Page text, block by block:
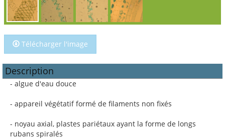
Télécharger l'image
Description
- algue d'eau douce
- appareil végétatif formé de filaments non fixés
- noyau axial, plastes pariétaux ayant la forme de longs
rubans spiralés